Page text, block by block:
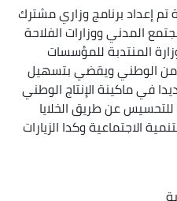
إعداد برنامج وزاري مشترك
المدني ووزارات الفلاحة
المنتدبة للمؤسسات
الوطني ويقضي بتسهيل
في ماكينة الإنتاج الوطني
عن طريق الخلايا
الاجتماعية وكدا الزيارات